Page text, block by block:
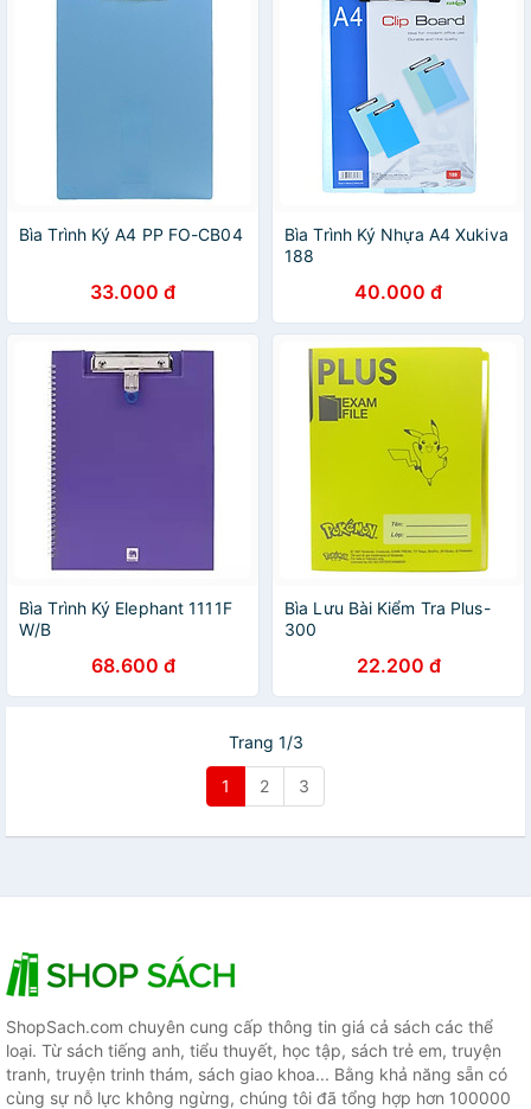
Bìa Trình Ký A4 PP FO-CB04
33.000 đ
Bìa Trình Ký Nhựa A4 Xukiva
188
40.000 đ
Bìa Trình Ký Elephant 1111F
W/B
68.600 đ
Bìa Lưu Bài Kiểm Tra Plus-
300
22.200 đ
Trang 1/3
1 2 3
ShopSach.com chuyên cung cấp thông tin giá cả sách các thể
loại. Từ sách tiếng anh, tiểu thuyết, học tập, sách trẻ em, truyện
tranh, truyện trinh thám, sách giao khoa... Bằng khả năng sẵn có
cùng sự nỗ lực không ngừng, chúng tôi đã tổng hợp hơn 100000